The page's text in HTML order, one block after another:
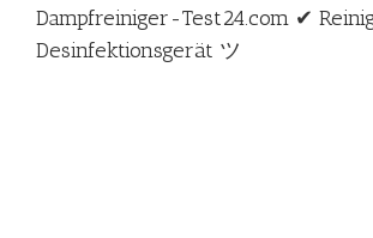
Dampfreiniger-Test24.com ✔
Desinfektionsgerät ツ